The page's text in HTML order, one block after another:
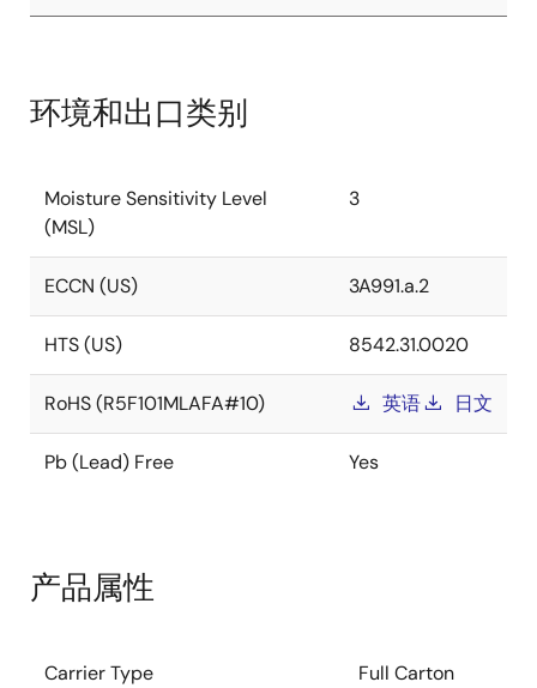
环境和出口类别
Moisture Sensitivity Level
(MSL)
3
ECCN (US) 3A991.a.2
HTS (US) 8542.31.0020
RoHS (R5F101MLAFA#10) 英语 日文
Pb (Lead) Free Yes
产品属性
Carrier Type
Full Carton